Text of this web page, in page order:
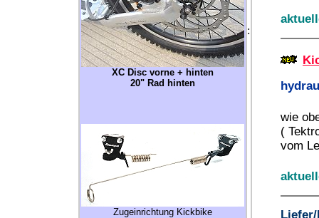
XC Disc vorne + hinten
20" Rad hinten
Zugeinrichtung Kickbike
:
wie
(
vom